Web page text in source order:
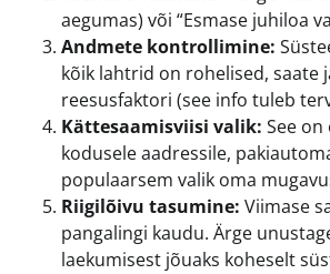
aegumas) või “Esmase juhiloa
Andmete kontrollimine:
kõik lahtrid on rohelised, saate
reesusfaktori (see info tuleb
Kättesaamisviisi valik: See
kodusele aadressile,
populaarsem valik oma
Riigilõivu tasumine: Viimase
pangalingi kaudu. Ärge
laekumisest jõuaks koheselt